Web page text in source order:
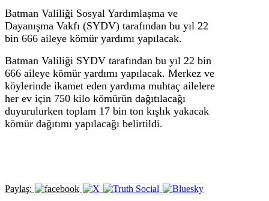
Batman Valiliği Sosyal Yardımlaşma ve
Dayanışma Vakfı (SYDV) tarafından bu yıl 22
bin 666 aileye kömür yardımı yapılacak.
Batman Valiliği SYDV tarafından bu yıl 22 bin
666 aileye kömür yardımı yapılacak. Merkez ve
köylerinde ikamet eden yardıma muhtaç ailelere
her ev için 750 kilo kömürün dağıtılacağı
duyurulurken toplam 17 bin ton kışlık yakacak
kömür dağıtımı yapılacağı belirtildi.
Paylaş: